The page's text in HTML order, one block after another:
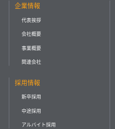
企業情報
代表挨拶
会社概要
事業概要
関連会社
採用情報
新卒採用
中途採用
アルバイト採用